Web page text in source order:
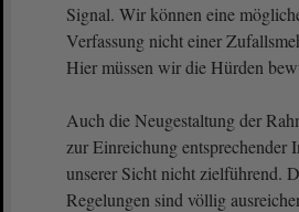
Signal. Wir können eine
Verfassung nicht einer
Hier müssen wir die Hürden
Auch die Neugestaltung der
zur Einreichung entsprechender
unserer Sicht nicht zielführend.
Regelungen sind völlig